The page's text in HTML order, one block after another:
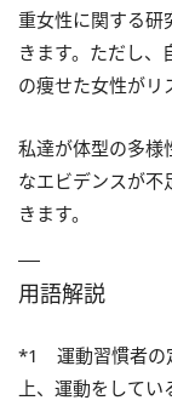
重女性に関する研
きます。ただし、
の痩せた女性がリ
私達が体型の多様
なエビデンスが不
きます。
用語解説
*1 運動習慣者の
上、運動をしてい